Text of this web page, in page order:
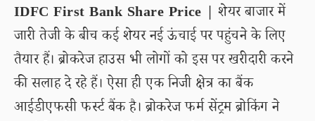
IDFC First Bank Share Price | शेयर बाजार में
जारी तेजी के बीच कई शेयर नई ऊंचाई पर पहुंचने के लिए
तैयार हैं। ब्रोकरेज हाउस भी लोगों को इस पर खरीदारी करने
की सलाह दे रहे हैं। ऐसा ही एक निजी क्षेत्र का बैंक
आईडीएफसी फर्स्ट बैंक है। ब्रोकरेज फर्म सेंट्रम ब्रोकिंग ने